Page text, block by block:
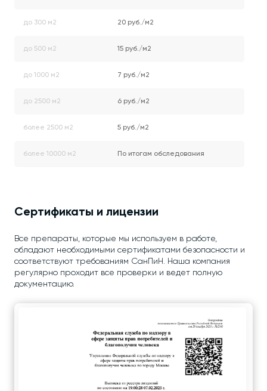
до 300 м2 20 руб./м2
до 500 м2 15 руб./м2
до 1000 м2 7 руб./м2
до 2500 м2 6 руб./м2
более 2500 м2 5 руб./м2
более 10000 м2 По итогам обследования
Сертификаты и лицензии
Все препараты, которые мы используем в работе,
обладают необходимыми сертификатами безопасности и
соответствуют требованиям СанПиН. Наша компания
регулярно проходит все проверки и ведет полную
документацию.